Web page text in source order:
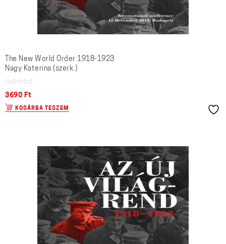
The New World Order 1918-1923
Nagy Katerina (szerk.)
3690 Ft
KOSÁRBA TESZEM